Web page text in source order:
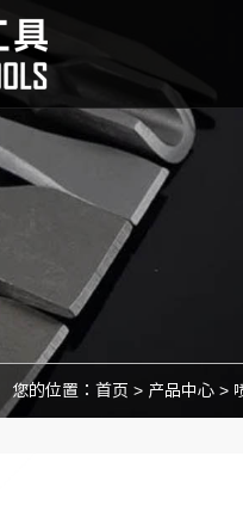
您的位置： 首页 > 产品中心>